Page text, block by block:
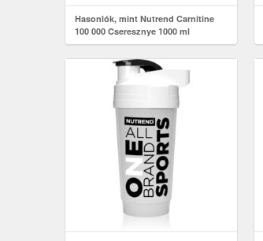
Hasonlók, mint Nutrend Carnitine
100 000 Cseresznye 1000 ml